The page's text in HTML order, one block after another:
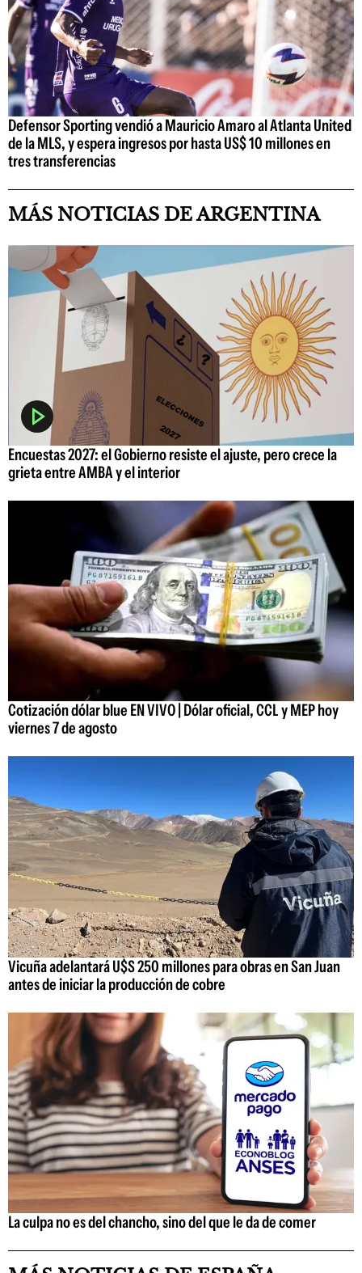
Defensor Sporting vendió a Mauricio Amaro al Atlanta United
de la MLS, y espera ingresos por hasta US$ 10 millones en
tres transferencias
MÁS NOTICIAS DE ARGENTINA
Encuestas 2027: el Gobierno resiste el ajuste, pero crece la
grieta entre AMBA y el interior
Cotización dólar blue EN VIVO | Dólar oficial, CCL y MEP hoy
viernes 7 de agosto
Vicuña adelantará U$S 250 millones para obras en San Juan
antes de iniciar la producción de cobre
La culpa no es del chancho, sino del que le da de comer